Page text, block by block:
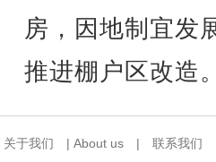
房，因地制宜发
推进棚户区改造
关于我们 | About us | 联系我们